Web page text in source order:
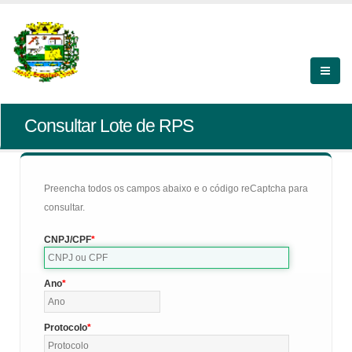
Consultar Lote de RPS
Preencha todos os campos abaixo e o código reCaptcha para
consultar.
CNPJ/CPF
Ano
Protocolo